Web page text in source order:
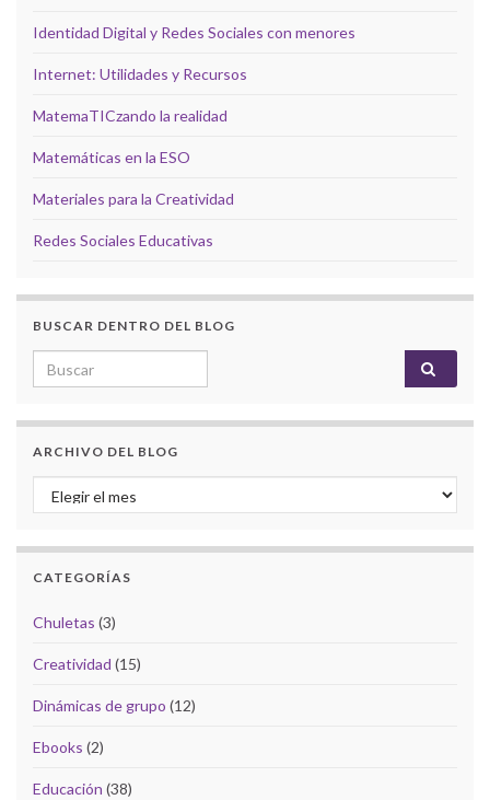
Identidad Digital y Redes Sociales con menores
Internet: Utilidades y Recursos
MatemaTICzando la realidad
Matemáticas en la ESO
Materiales para la Creatividad
Redes Sociales Educativas
BUSCAR DENTRO DEL BLOG
Search for:
ARCHIVO DEL BLOG
Archivo del Blog
CATEGORÍAS
Chuletas (3)
Creatividad (15)
Dinámicas de grupo (12)
Ebooks (2)
Educación (38)